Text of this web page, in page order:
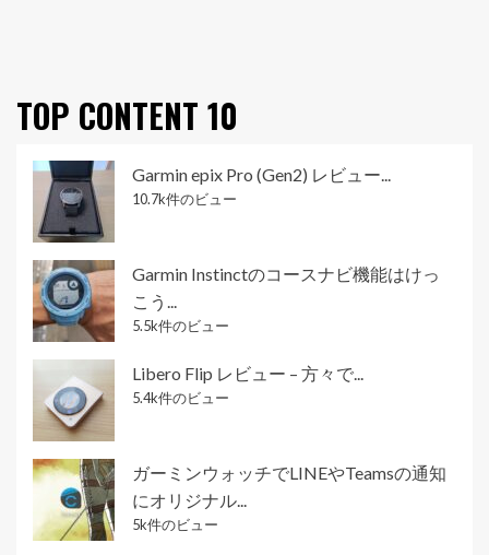
TOP CONTENT 10
Garmin epix Pro (Gen2) レビュー...
10.7k件のビュー
Garmin Instinctのコースナビ機能はけっ
こう...
5.5k件のビュー
Libero Flip レビュー – 方々で...
5.4k件のビュー
ガーミンウォッチでLINEやTeamsの通知
にオリジナル...
5k件のビュー